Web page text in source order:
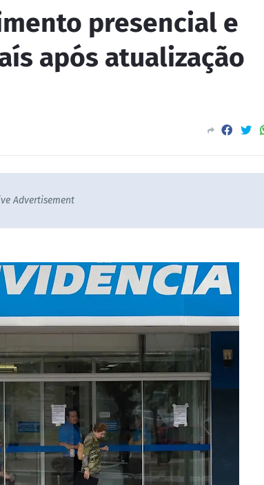
presencial e
após atualização
Advertisement